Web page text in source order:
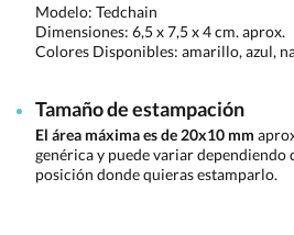
Modelo: Tedchain
Dimensiones: 6,5 x 7,5 x 4 cm. aprox.
Colores Disponibles: amarillo, azul,
Tamaño de estampación
El área máxima es de 20x10 mm
genérica y puede variar dependiendo
posición donde quieras estamparlo.